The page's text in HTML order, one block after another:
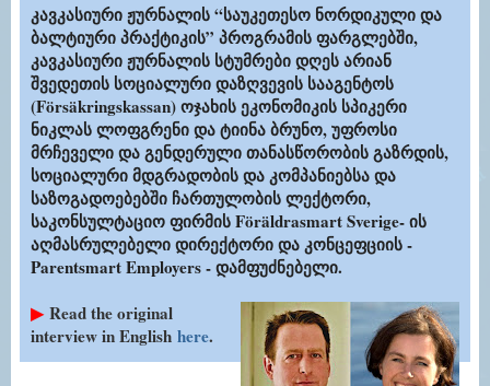
კავკასიური ჟურნალის “საუკეთესო ნორდიკული და
ბალტიური პრაქტიკის” პროგრამის ფარგლებში,
კავკასიური ჟურნალის სტუმრები დღეს არიან
შვედეთის სოციალური დაზღვევის სააგენტოს
(Försäkringskassan) ოჯახის ეკონომიკის სპიკერი
ნიკლას ლოფგრენი და ტიინა ბრუნო, უფროსი
მრჩეველი და გენდერული თანასწორობის გაზრდის,
სოციალური მდგრადობის და კომპანიებსა და
საზოგადოებებში ჩართულობის ლექტორი,
საკონსულტაციო ფირმის Föräldrasmart Sverige- ის
აღმასრულებელი დირექტორი და კონცეფციის -
Parentsmart Employers - დამფუძნებელი.
▶ Read the original
interview in English here.